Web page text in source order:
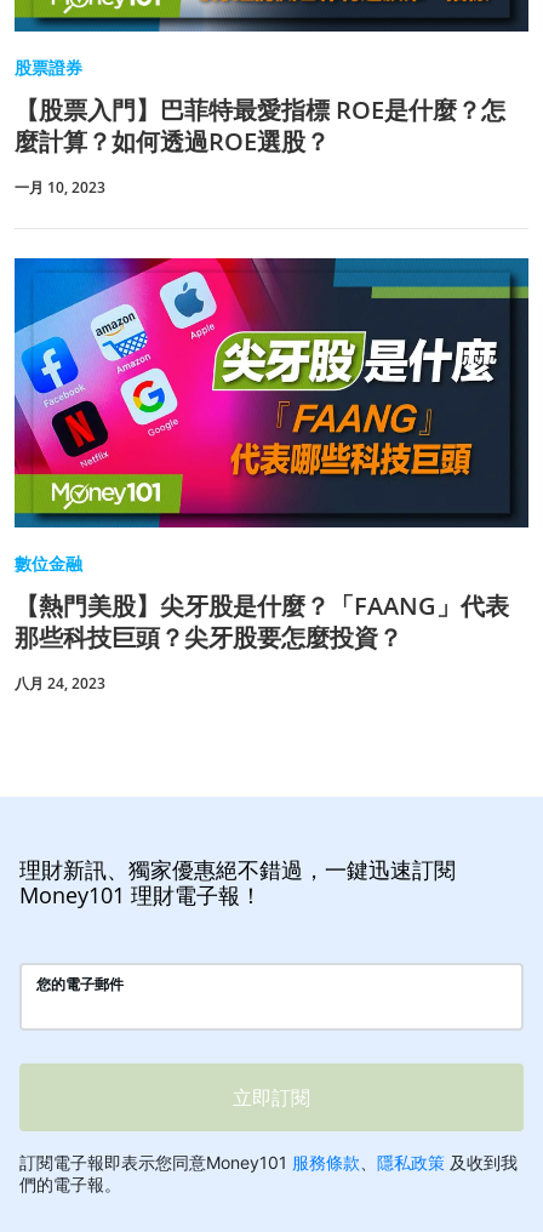
股票證券
【股票入門】巴菲特最愛指標 ROE是什麼？怎
麼計算？如何透過ROE選股？
一月 10, 2023
數位金融
【熱門美股】尖牙股是什麼？「FAANG」代表
那些科技巨頭？尖牙股要怎麼投資？
八月 24, 2023
理財新訊、獨家優惠絕不錯過，一鍵迅速訂閱
Money101 理財電子報！